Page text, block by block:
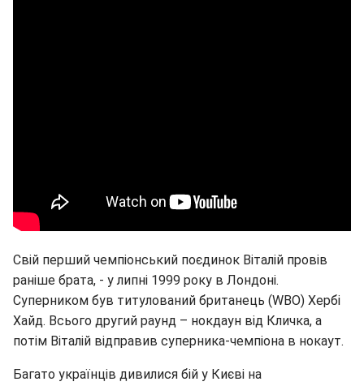
Свій перший чемпіонський поєдинок Віталій провів
раніше брата, - у липні 1999 року в Лондоні.
Суперником був титулований британець (WBO) Хербі
Хайд. Всього другий раунд – нокдаун від Кличка, а
потім Віталій відправив суперника-чемпіона в нокаут.
Багато українців дивилися бій у Києві на